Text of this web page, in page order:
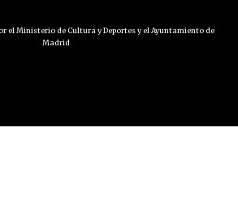
el Ministerio de Cultura y Deportes y el Ayuntamiento de
Madrid